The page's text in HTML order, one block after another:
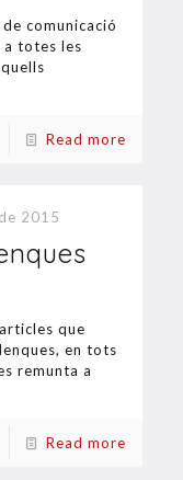
comunicació
totes les
Read more
2015
que
en tots
remunta a
Read more